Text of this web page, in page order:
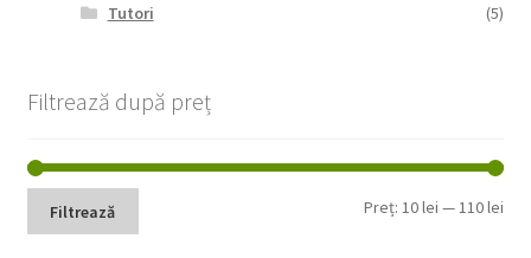
Tutori
(5)
Filtrează după preț
Filtrează Preț:10 lei —110 lei